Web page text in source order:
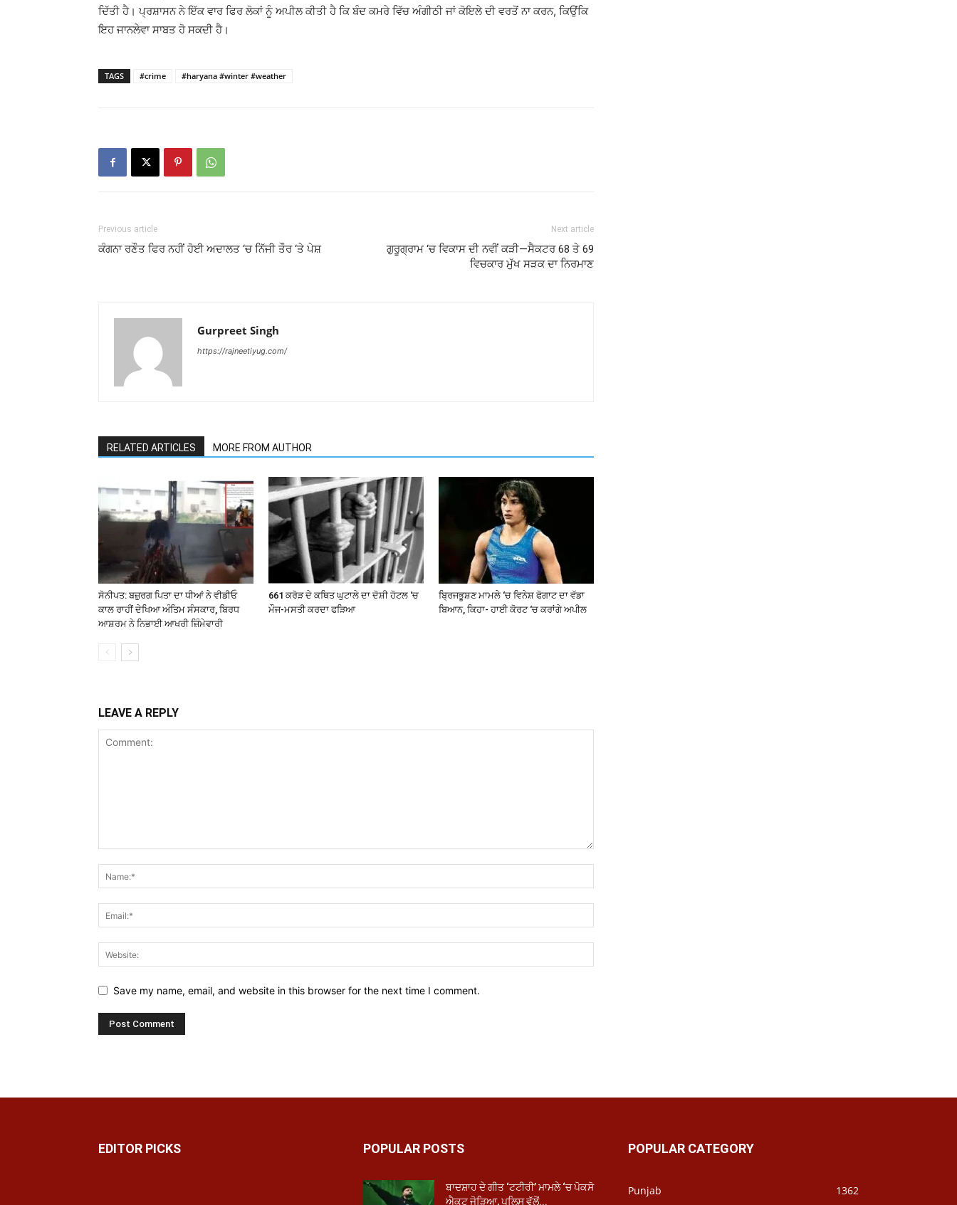
ਦਿੱਤੀ ਹੈ। ਪ੍ਰਸ਼ਾਸਨ ਨੇ ਇੱਕ ਵਾਰ ਫਿਰ ਲੋਕਾਂ ਨੂੰ ਅਪੀਲ ਕੀਤੀ ਹੈ ਕਿ ਬੰਦ ਕਮਰੇ ਵਿੱਚ ਅੰਗੀਠੀ ਜਾਂ ਕੋਇਲੇ ਦੀ ਵਰਤੋਂ ਨਾ ਕਰਨ, ਕਿਉਂਕਿ
ਇਹ ਜਾਨਲੇਵਾ ਸਾਬਤ ਹੋ ਸਕਦੀ ਹੈ।
TAGS #crime #haryana #winter #weather
Previous article
ਕੰਗਨਾ ਰਣੌਤ ਫਿਰ ਨਹੀਂ ਹੋਈ ਅਦਾਲਤ ‘ਚ ਨਿੱਜੀ ਤੌਰ ‘ਤੇ ਪੇਸ਼
Next article
ਗੁਰੂਗ੍ਰਾਮ ‘ਚ ਵਿਕਾਸ ਦੀ ਨਵੀਂ ਕੜੀ—ਸੈਕਟਰ 68 ਤੇ 69
ਵਿਚਕਾਰ ਮੁੱਖ ਸੜਕ ਦਾ ਨਿਰਮਾਣ
Gurpreet Singh
https://rajneetiyug.com/
RELATED ARTICLES MORE FROM AUTHOR
ਸੋਨੀਪਤ: ਬਜ਼ੁਰਗ ਪਿਤਾ ਦਾ ਧੀਆਂ ਨੇ ਵੀਡੀਓ
ਕਾਲ ਰਾਹੀਂ ਦੇਖਿਆ ਅੰਤਿਮ ਸੰਸਕਾਰ, ਬਿਰਧ
ਆਸ਼ਰਮ ਨੇ ਨਿਭਾਈ ਆਖਰੀ ਜ਼ਿੰਮੇਵਾਰੀ
661 ਕਰੋੜ ਦੇ ਕਥਿਤ ਘੁਟਾਲੇ ਦਾ ਦੋਸ਼ੀ ਹੋਟਲ ‘ਚ
ਮੌਜ-ਮਸਤੀ ਕਰਦਾ ਫੜਿਆ
ਬ੍ਰਿਜਭੂਸ਼ਣ ਮਾਮਲੇ ‘ਚ ਵਿਨੇਸ਼ ਫੋਗਾਟ ਦਾ ਵੱਡਾ
ਬਿਆਨ, ਕਿਹਾ- ਹਾਈ ਕੋਰਟ ‘ਚ ਕਰਾਂਗੇ ਅਪੀਲ
LEAVE A REPLY
Save my name, email, and website in this browser for the next time I comment.
EDITOR PICKS POPULAR POSTS
ਬਾਦਸ਼ਾਹ ਦੇ ਗੀਤ ‘ਟਟੀਰੀ’ ਮਾਮਲੇ ‘ਚ ਪੋਕਸੋ
ਐਕਟ ਜੋੜਿਆ, ਪੁਲਿਸ ਵੱਲੋਂ...
POPULAR CATEGORY
Punjab
1362